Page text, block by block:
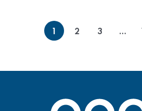
2 3 ...